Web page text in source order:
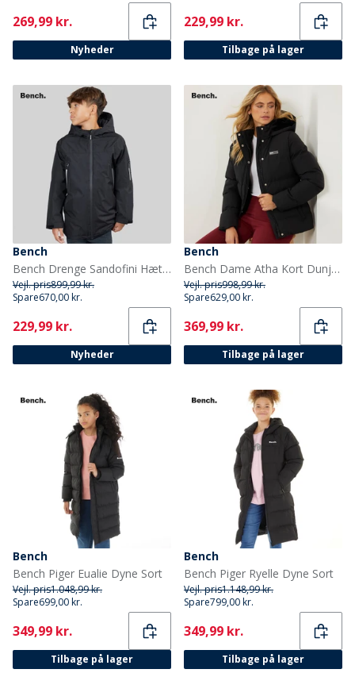
Current
269,99 kr.
Nyheder
Current
229,99 kr.
Tilbage på lager
Bench
Bench Drenge Sandofini Hættejakke Sort
Vejl. pris899,99 kr.
Spare670,00 kr.
Current
229,99 kr.
Nyheder
Bench
Bench Dame Atha Kort Dunjakke Sort
Vejl. pris998,99 kr.
Spare629,00 kr.
Current
369,99 kr.
Tilbage på lager
Bench
Bench Piger Eualie Dyne Sort
Vejl. pris1.048,99 kr.
Spare699,00 kr.
Current
349,99 kr.
Tilbage på lager
Bench
Bench Piger Ryelle Dyne Sort
Vejl. pris1.148,99 kr.
Spare799,00 kr.
Current
349,99 kr.
Tilbage på lager